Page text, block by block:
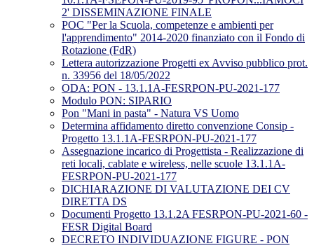
2' DISSEMINAZIONE FINALE
POC "Per la Scuola, competenze e ambienti per
l'apprendimento" 2014-2020 finanziato con il Fondo di
Rotazione (FdR)
Lettera autorizzazione Progetti ex Avviso pubblico prot.
n. 33956 del 18/05/2022
ODA: PON - 13.1.1A-FESRPON-PU-2021-177
Modulo PON: SIPARIO
Pon "Mani in pasta" - Natura VS Uomo
Determina affidamento diretto convenzione Consip -
Progetto 13.1.1A-FESRPON-PU-2021-177
Assegnazione incarico di Progettista - Realizzazione di
reti locali, cablate e wireless, nelle scuole 13.1.1A-
FESRPON-PU-2021-177
DICHIARAZIONE DI VALUTAZIONE DEI CV
DIRETTA DS
Documenti Progetto 13.1.2A FESRPON-PU-2021-60 -
FESR Digital Board
DECRETO INDIVIDUAZIONE FIGURE - PON